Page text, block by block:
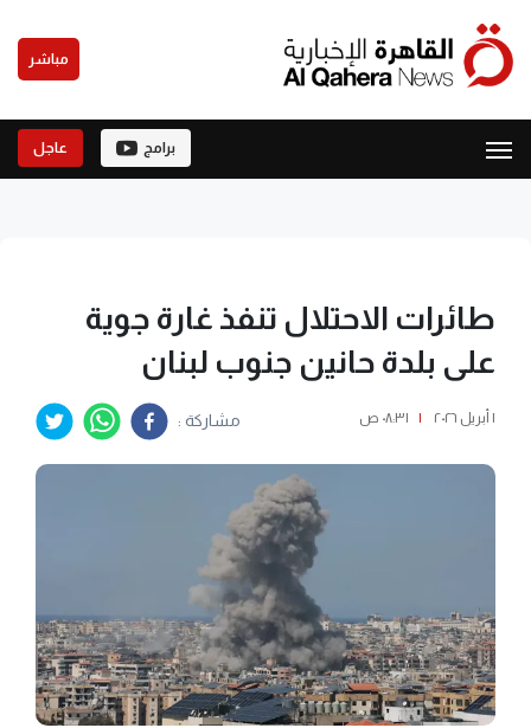
مباشر
برامج عاجل
طائرات الاحتلال تنفذ غارة جوية
على بلدة حانين جنوب لبنان
١ أبريل ٢٠٢٦ | ٠٨:٣١ ص مشاركة :